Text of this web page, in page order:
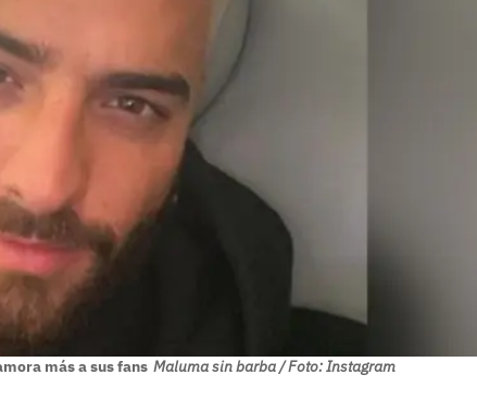
más a sus fans Maluma sin barba / Foto: Instagram